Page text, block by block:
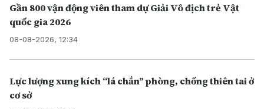
Gần 800 vận động viên tham dự Giải Vô địch trẻ Vật
quốc gia 2026
08-08-2026, 12:34
Lực lượng xung kích “lá chắn” phòng, chống thiên tai ở
cơ sở